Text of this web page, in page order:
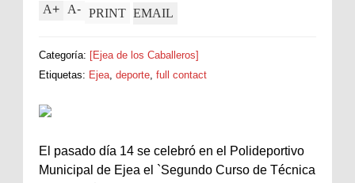
A+ A- PRINT EMAIL
Categoría: [Ejea de los Caballeros]
Etiquetas: Ejea deporte full contact
El pasado día 14 se celebró en el Polideportivo
Municipal de Ejea el `Segundo Curso de Técnica